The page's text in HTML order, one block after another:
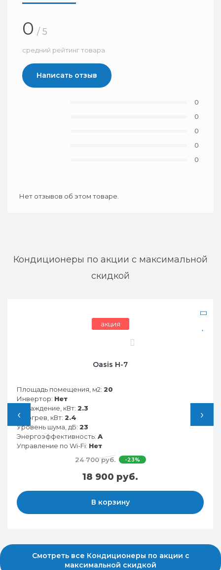
0 / 5
средний рейтинг товара
Написать отзыв
0
0
0
0
0
Нет отзывов об этом товаре.
Кондиционеры по акции с максимальной
скидкой
‹
бесплатная установка
Funai RAC-SG25HP.D05
Площадь помещения, м2: 25
Инвертор: Нет
Охлаждение, кВт: 2.8
Обогрев, кВт: 2.9
Уровень шума, дБ: 21
Энергоэффективность: A
Управление по Wi-Fi: Есть
34 290 руб.
-21%
26 990 руб.
В корзину
›
Смотреть все Кондиционеры по акции с
максимальной скидкой